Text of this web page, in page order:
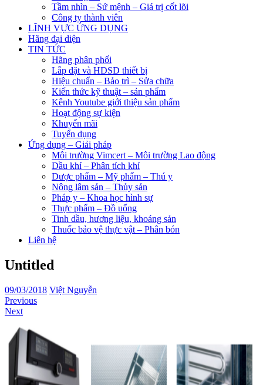
Tầm nhìn – Sứ mệnh – Giá trị cốt lõi
Công ty thành viên
LĨNH VỰC ỨNG DỤNG
Hãng đại diện
TIN TỨC
Hãng phân phối
Lắp đặt và HDSD thiết bị
Hiệu chuẩn – Bảo trì – Sửa chữa
Kiến thức kỹ thuật – sản phẩm
Kênh Youtube giới thiệu sản phẩm
Hoạt động sự kiện
Khuyến mãi
Tuyển dụng
Ứng dụng – Giải pháp
Môi trường Vimcert – Môi trường Lao động
Dầu khí – Phân tích khí
Dược phẩm – Mỹ phẩm – Thú y
Nông lâm sản – Thủy sản
Pháp y – Khoa học hình sự
Thực phẩm – Đồ uống
Tinh dầu, hương liệu, khoáng sản
Thuốc bảo vệ thực vật – Phân bón
Liên hệ
Untitled
09/03/2018 Việt Nguyễn
Previous
Next